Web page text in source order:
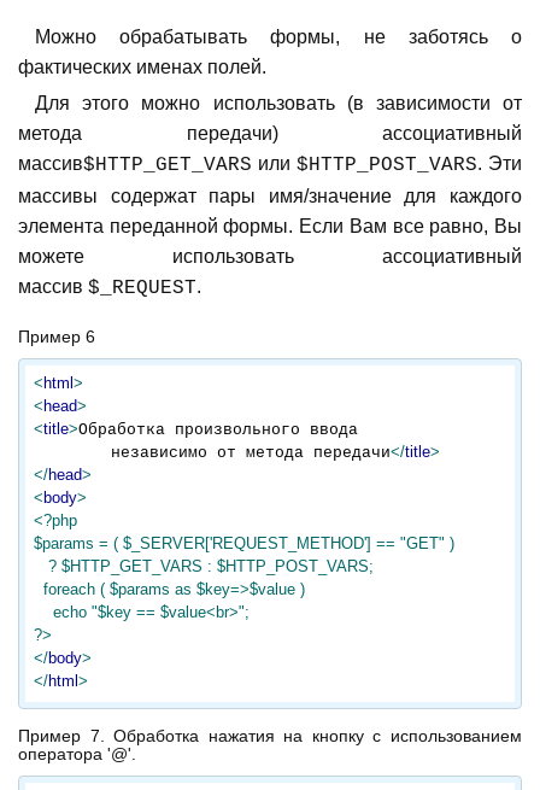
Можно обрабатывать формы, не заботясь о
фактических именах полей.
Для этого можно использовать (в зависимости от
метода передачи) ассоциативный
массив$HTTP_GET_VARS или $HTTP_POST_VARS. Эти
массивы содержат пары имя/значение для каждого
элемента переданной формы. Если Вам все равно, Вы
можете использовать ассоциативный
массив $_REQUEST.
Пример 6
< html >
< head>
<title>Обработка произвольного ввода
независимо от метода передачи</title>
</head>
< body>
<?php
$params = ( $_SERVER['REQUEST_METHOD'] == "GET" )
?>
</body>
</html >
Пример 7. Обработка нажатия на кнопку с использованием
оператора '@'.